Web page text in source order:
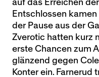
auf das Erreichen
Entschlossen
der Pause aus der
Zverotic hatten kurz
erste Chancen zum
glänzend gegen
Konter ein. Farnerud